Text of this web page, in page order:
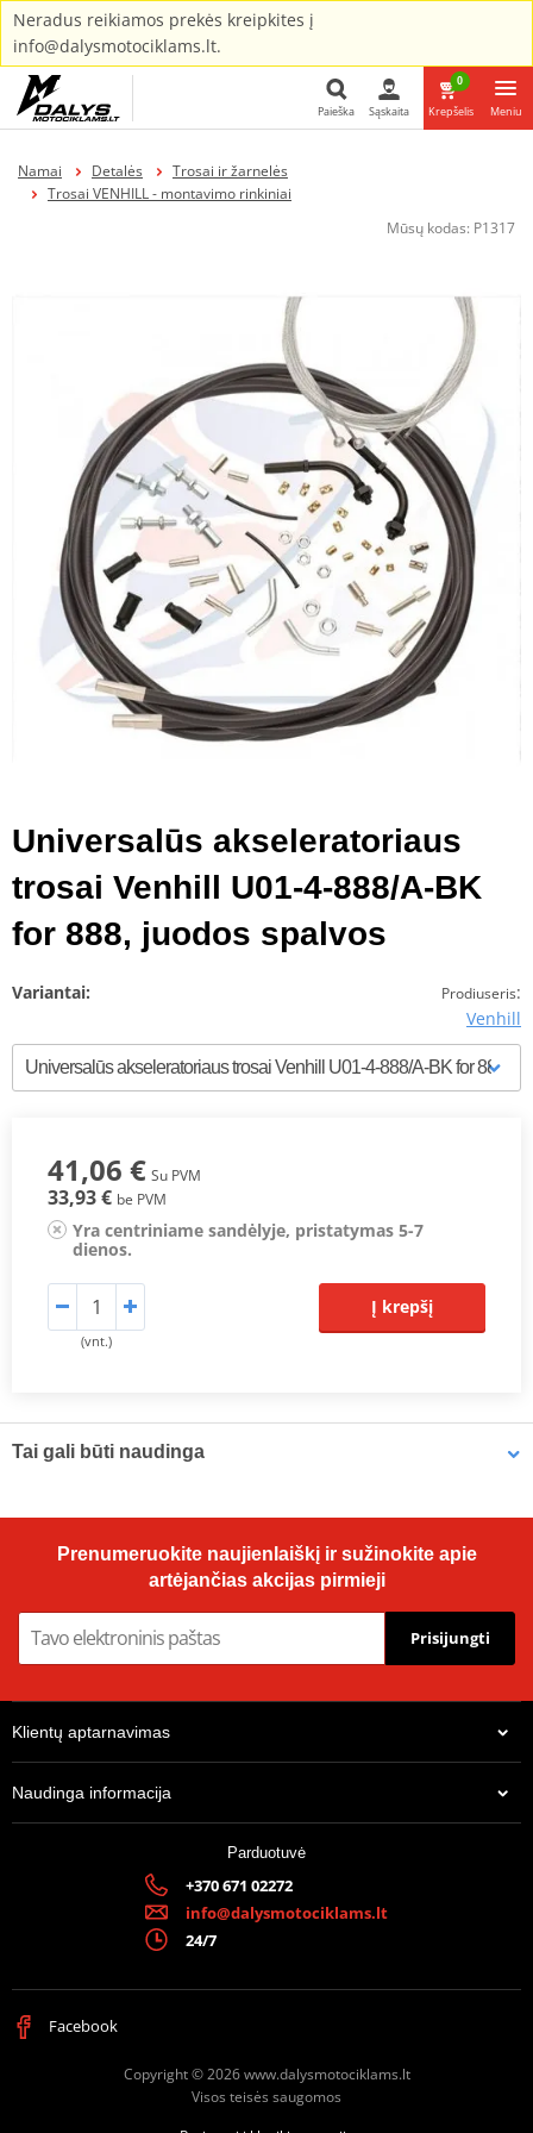
Neradus reikiamos prekės kreipkites į
info@dalysmotociklams.lt.
Paieška Sąskaita
0
Krepšelis Meniu
Namai Detalės
Trosai ir žarnelės
Trosai VENHILL - montavimo rinkiniai
Mūsų kodas: P1317
Universalūs akseleratoriaus
trosai Venhill U01-4-888/A-BK
for 888, juodos spalvos
Prodiuseris:
Venhill
Variantai:
41,06 € Su PVM
33,93 € be PVM
Yra centriniame sandėlyje, pristatymas 5-7
dienos.
(vnt.)
Į krepšį
Tai gali būti naudinga
16,54 €
Tiekėjo sandelyje
Prenumeruokite naujienlaiškį ir sužinokite apie
artėjančias akcijas pirmieji
Prisijungti
Klientų aptarnavimas
Naudinga informacija
Parduotuvė
+370 671 02272
info@dalysmotociklams.lt
24/7
Facebook
Copyright © 2026 www.dalysmotociklams.lt
Visos teisės saugomos